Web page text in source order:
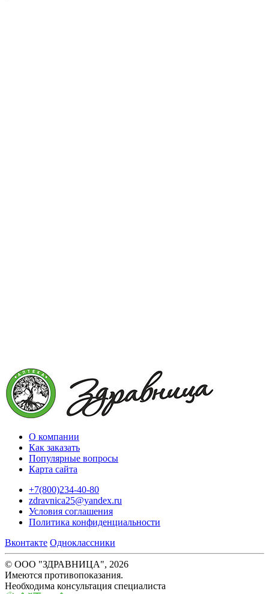
О компании
Как заказать
Популярные вопросы
Карта сайта
+7(800)234-40-80
zdravnica25@yandex.ru
Условия соглашения
Политика конфиденциальности
Вконтакте Одноклассники
© ООО "ЗДРАВНИЦА", 2026
Имеются противопоказания.
Необходима консультация специалиста